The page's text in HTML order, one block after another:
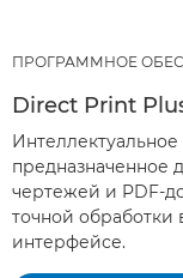
ПРОГРАММНОЕ
Direct Print
предназначенное
чертежей и PDF-
точной обработки
интерфейсе.